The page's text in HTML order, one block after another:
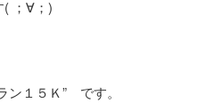
( ；∀；)
ン１５Ｋ” です。